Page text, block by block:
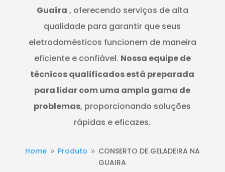
Guaíra , oferecendo serviços de alta
qualidade para garantir que seus
eletrodomésticos funcionem de maneira
eficiente e confiável. Nossa equipe de
técnicos qualificados está preparada
para lidar com uma ampla gama de
problemas, proporcionando soluções
rápidas e eficazes.
Home 9 Produto 9 CONSERTO DE GELADEIRA NA
GUAIRA